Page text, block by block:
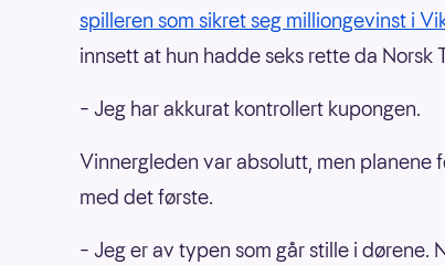
spilleren som sikret seg milliongevinst i
innsett at hun hadde seks rette da Norsk
– Jeg har akkurat kontrollert kupongen.
Vinnergleden var absolutt, men planene
med det første.
– Jeg er av typen som går stille i dørene.